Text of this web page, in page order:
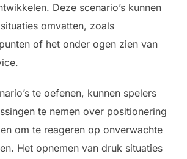
Deze scenario’s kunnen
omvatten, zoals
of het onder ogen zien van
te oefenen, kunnen spelers
te nemen over positionering
om te reageren op onverwachte
Het opnemen van druk situaties